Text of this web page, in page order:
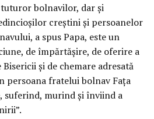
tuturor bolnavilor, dar şi
creştini şi persoanelor
a spus Papa, este un
de împărtăşire, de oferire a
şi de chemare adresată
persoana fratelui bolnav Faţa
suferind, murind şi înviind a